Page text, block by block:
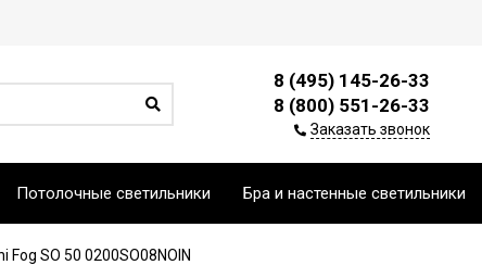
8 (495) 145-26-33
8 (800) 551-26-33
Заказать звонок
Потолочные светильники Бра и настенные светильники
SO 50 0200SO08NOIN